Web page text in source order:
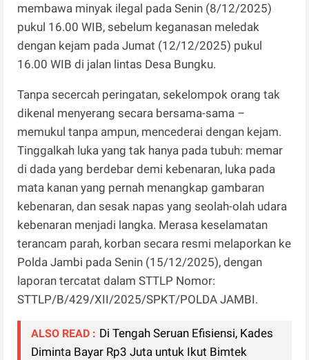
membawa minyak ilegal pada Senin (8/12/2025)
pukul 16.00 WIB, sebelum keganasan meledak
dengan kejam pada Jumat (12/12/2025) pukul
16.00 WIB di jalan lintas Desa Bungku.
Tanpa secercah peringatan, sekelompok orang tak
dikenal menyerang secara bersama-sama –
memukul tanpa ampun, mencederai dengan kejam.
Tinggalkah luka yang tak hanya pada tubuh: memar
di dada yang berdebar demi kebenaran, luka pada
mata kanan yang pernah menangkap gambaran
kebenaran, dan sesak napas yang seolah-olah udara
kebenaran menjadi langka. Merasa keselamatan
terancam parah, korban secara resmi melaporkan ke
Polda Jambi pada Senin (15/12/2025), dengan
laporan tercatat dalam STTLP Nomor:
STTLP/B/429/XII/2025/SPKT/POLDA JAMBI.
ALSO READ : Di Tengah Seruan Efisiensi, Kades
Diminta Bayar Rp3 Juta untuk Ikut Bimtek